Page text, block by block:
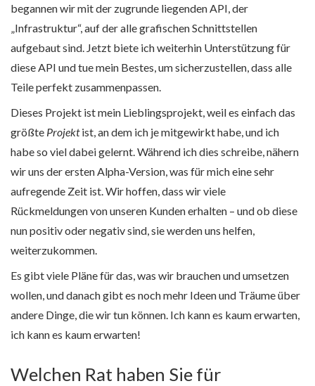
begannen wir mit der zugrunde liegenden API, der
„Infrastruktur“, auf der alle grafischen Schnittstellen
aufgebaut sind. Jetzt biete ich weiterhin Unterstützung für
diese API und tue mein Bestes, um sicherzustellen, dass alle
Teile perfekt zusammenpassen.
Dieses Projekt ist mein Lieblingsprojekt, weil es einfach das
größte Projektist, an dem ich je mitgewirkt habe, und ich
habe so viel dabei gelernt. Während ich dies schreibe, nähern
wir uns der ersten Alpha-Version, was für mich eine sehr
aufregende Zeit ist. Wir hoffen, dass wir viele
Rückmeldungen von unseren Kunden erhalten – und ob diese
nun positiv oder negativ sind, sie werden uns helfen,
weiterzukommen.
Es gibt viele Pläne für das, was wir brauchen und umsetzen
wollen, und danach gibt es noch mehr Ideen und Träume über
andere Dinge, die wir tun können. Ich kann es kaum erwarten,
ich kann es kaum erwarten!
Welchen Rat haben Sie für